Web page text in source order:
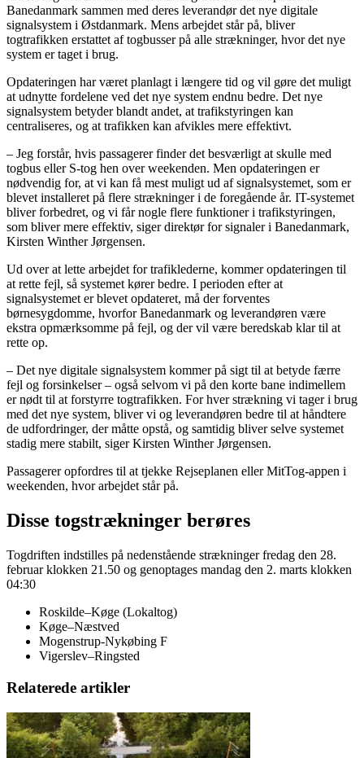
Banedanmark sammen med deres leverandør det nye digitale
signalsystem i Østdanmark. Mens arbejdet står på, bliver
togtrafikken erstattet af togbusser på alle strækninger, hvor det nye
system er taget i brug.
Opdateringen har været planlagt i længere tid og vil gøre det muligt
at udnytte fordelene ved det nye system endnu bedre. Det nye
signalsystem betyder blandt andet, at trafikstyringen kan
centraliseres, og at trafikken kan afvikles mere effektivt.
– Jeg forstår, hvis passagerer finder det besværligt at skulle med
togbus eller S-tog hen over weekenden. Men opdateringen er
nødvendig for, at vi kan få mest muligt ud af signalsystemet, som er
blevet installeret på flere strækninger i de foregående år. IT-systemet
bliver forbedret, og vi får nogle flere funktioner i trafikstyringen,
som bliver mere effektiv, siger direktør for signaler i Banedanmark,
Kirsten Winther Jørgensen.
Ud over at lette arbejdet for trafiklederne, kommer opdateringen til
at rette fejl, så systemet kører bedre. I perioden efter at
signalsystemet er blevet opdateret, må der forventes
børnesygdomme, hvorfor Banedanmark og leverandøren være
ekstra opmærksomme på fejl, og der vil være beredskab klar til at
rette op.
– Det nye digitale signalsystem kommer på sigt til at betyde færre
fejl og forsinkelser – også selvom vi på den korte bane indimellem
er nødt til at forstyrre togtrafikken. For hver strækning vi tager i brug
med det nye system, bliver vi og leverandøren bedre til at håndtere
de udfordringer, der måtte opstå, og samtidig bliver selve systemet
stadig mere stabilt, siger Kirsten Winther Jørgensen.
Passagerer opfordres til at tjekke Rejseplanen eller MitTog-appen i
weekenden, hvor arbejdet står på.
Disse togstrækninger berøres
Togdriften indstilles på nedenstående strækninger fredag den 28.
februar klokken 21.50 og genoptages mandag den 2. marts klokken
04:30
Roskilde–Køge (Lokaltog)
Køge–Næstved
Mogenstrup-Nykøbing F
Vigerslev–Ringsted
Relaterede artikler